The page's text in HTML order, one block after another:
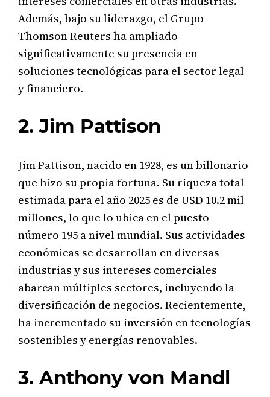
Además, bajo su liderazgo, el Grupo
Thomson Reuters ha ampliado
significativamente su presencia en
soluciones tecnológicas para el sector legal
y financiero.
2. Jim Pattison
Jim Pattison, nacido en 1928, es un billonario
que hizo su propia fortuna. Su riqueza total
estimada para el año 2025 es de USD 10.2 mil
millones, lo que lo ubica en el puesto
número 195 a nivel mundial. Sus actividades
económicas se desarrollan en diversas
industrias y sus intereses comerciales
abarcan múltiples sectores, incluyendo la
diversificación de negocios. Recientemente,
ha incrementado su inversión en tecnologías
sostenibles y energías renovables.
3. Anthony von Mandl